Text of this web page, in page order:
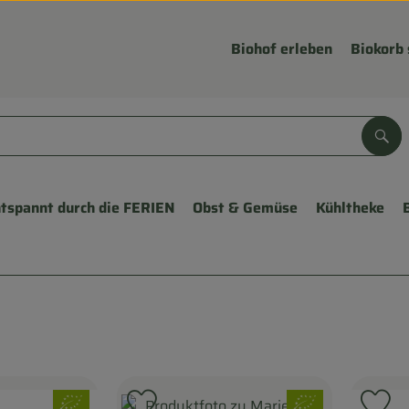
Biohof erleben Biokorb
durch die FERIEN Obst & Gemüse Kühltheke
, Verband: , Verband: